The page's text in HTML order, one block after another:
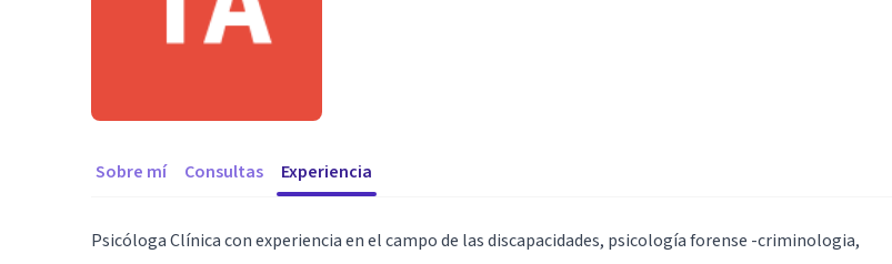
Sobre mí Consultas Experiencia
Psicóloga Clínica con experiencia en el campo de las discapacidades, psicología forense -criminologia,